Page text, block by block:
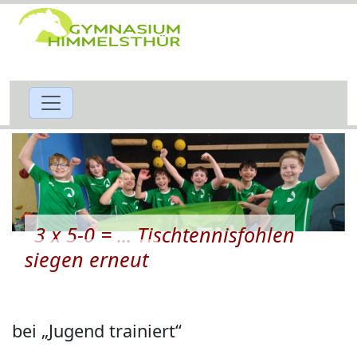
3 x 5-0 = ... Tischtennisfohlen
siegen erneut
bei „Jugend trainiert“